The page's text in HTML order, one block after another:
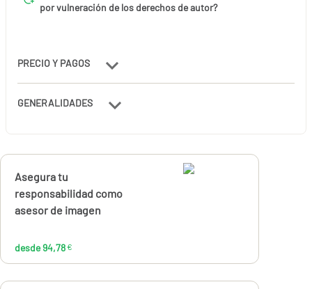
por vulneración de los derechos de autor?
PRECIO Y PAGOS
GENERALIDADES
Calcúlalo ahora
Asegura tu
responsabilidad como
asesor de imagen
desde 94,78 €